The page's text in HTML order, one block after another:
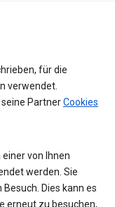
für die
verwendet.
PartnerCookies
von Ihnen
werden. Sie
Dies kann es
erneut zu besuchen,